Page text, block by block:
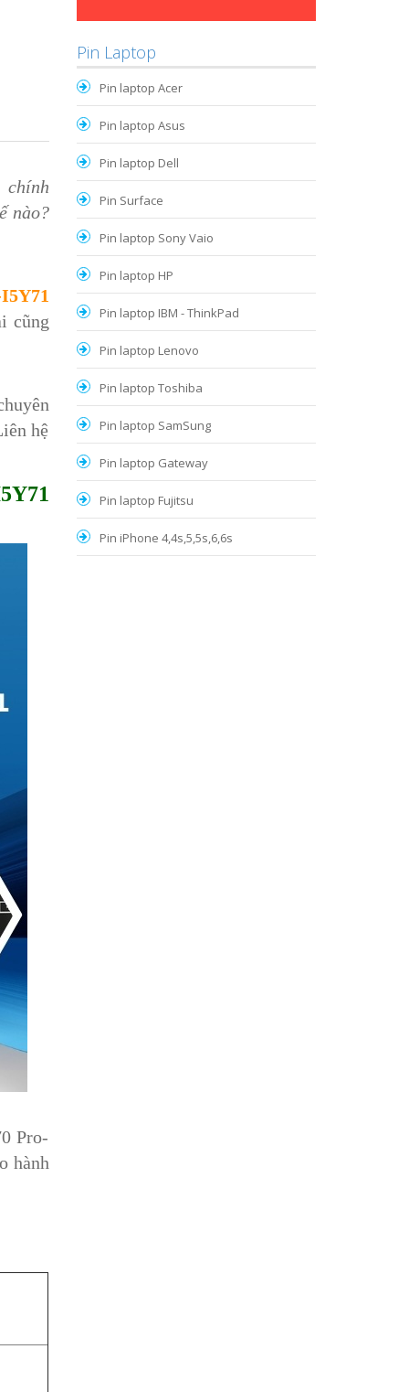
chính
nào?
cũng
hệ
Pro-
hành
Pin Laptop
Pin laptop Acer
Pin laptop Asus
Pin laptop Dell
Pin Surface
Pin laptop Sony Vaio
Pin laptop HP
Pin laptop IBM - ThinkPad
Pin laptop Lenovo
Pin laptop Toshiba
Pin laptop SamSung
Pin laptop Gateway
Pin laptop Fujitsu
Pin iPhone 4,4s,5,5s,6,6s